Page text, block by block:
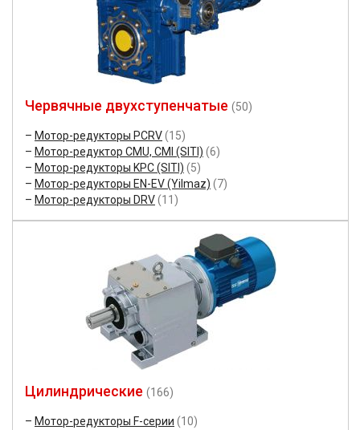
Червячные двухступенчатые (50)
Мотор-редукторы PCRV(15)
Мотор-редуктор CMU, CMI (SITI) (6)
Мотор-редукторы KPC (SITI) (5)
Мотор-редукторы EN-EV (Yilmaz) (7)
Мотор-редукторы DRV(11)
Цилиндрические (166)
Мотор-редукторы F-серии (10)